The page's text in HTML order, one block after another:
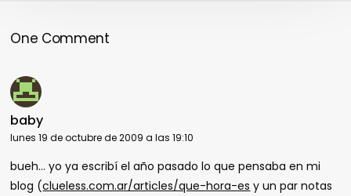
One Comment
baby
lunes 19 de octubre de 2009 a las 19:10
bueh… yo ya escribí el año pasado lo que pensaba en mi
blog (clueless.com.ar/articles/que-hora-es y un par notas